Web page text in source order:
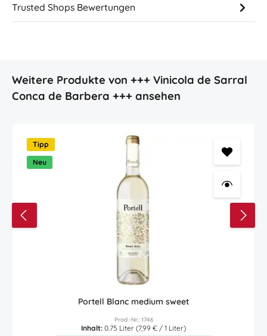
Trusted Shops Bewertungen
Produktgalerie überspringen
Weitere Produkte von +++ Vinicola de Sarral
Conca de Barbera +++ ansehen
Tipp
Neu
Portell Blanc medium sweet
Prod.-Nr.: 1746
Inhalt: 0.75 Liter (7,99 € / 1 Liter)